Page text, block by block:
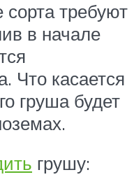
требуют
в начале
Что касается
груша будет
грушу: